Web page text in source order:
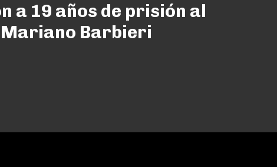
a 19 años de prisión al
Mariano Barbieri